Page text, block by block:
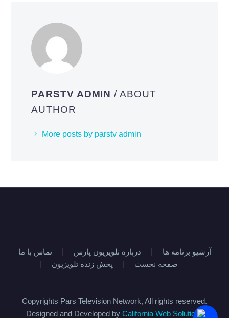
PARSTV ADMIN/ ABOUT
AUTHOR
More posts by parstv admin
تماس با ما درباره تلویزیون پارس
آرشیو برنامه ها
پخش زنده تلویزیون
صفحه نخست
Copyrights Pars Television Network, All rights reserved.
Designed and Developed by California Web Solutions